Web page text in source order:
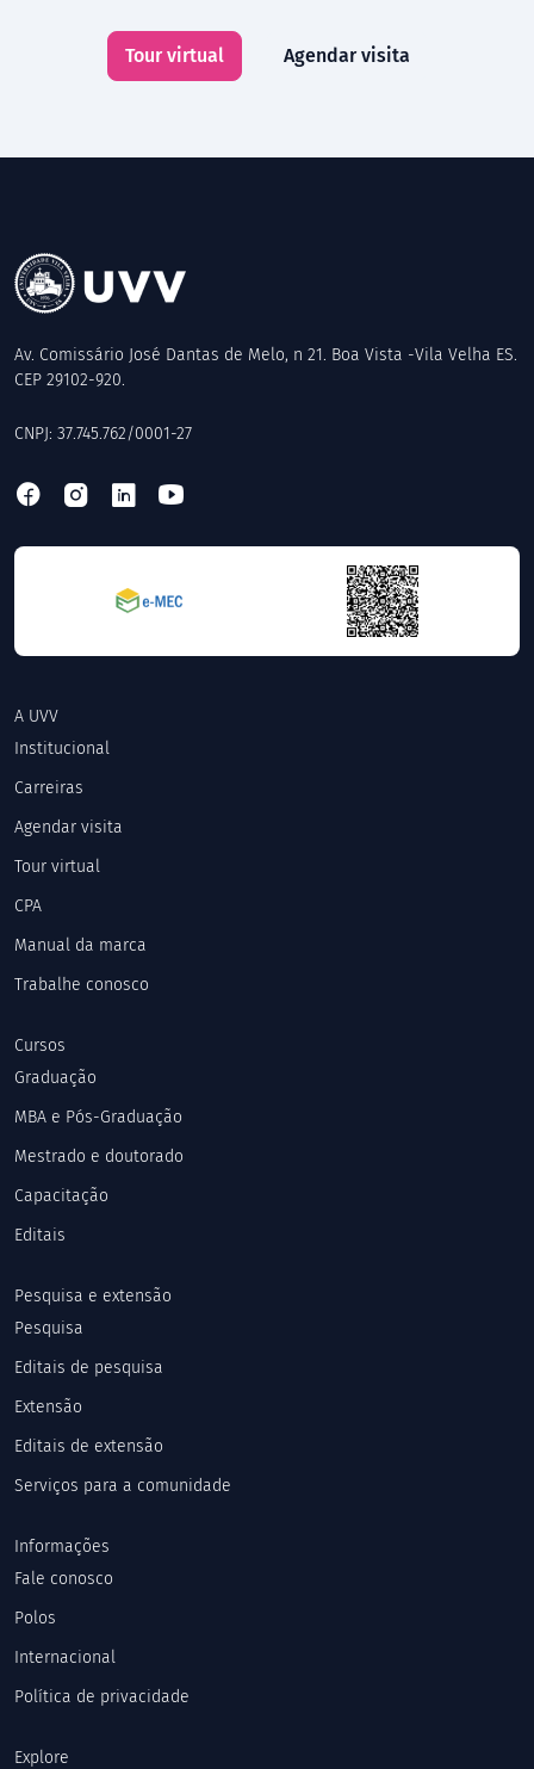
Tour virtual Agendar visita
Av. Comissário José Dantas de Melo, n 21. Boa Vista -Vila Velha ES.
CEP 29102-920.
CNPJ: 37.745.762/0001-27
A UVV
Institucional
Carreiras
Agendar visita
Tour virtual
CPA
Manual da marca
Trabalhe conosco
Cursos
Graduação
MBA e Pós-Graduação
Mestrado e doutorado
Capacitação
Editais
Pesquisa e extensão
Pesquisa
Editais de pesquisa
Extensão
Editais de extensão
Serviços para a comunidade
Informações
Fale conosco
Polos
Internacional
Política de privacidade
Explore